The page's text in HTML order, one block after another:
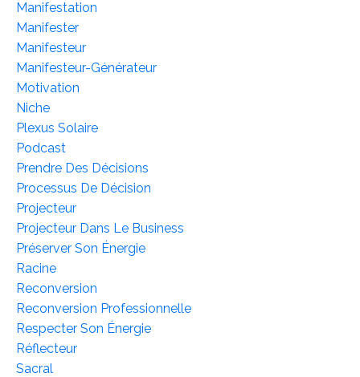
Manifestation
Manifester
Manifesteur
Manifesteur-Générateur
Motivation
Niche
Plexus Solaire
Podcast
Prendre Des Décisions
Processus De Décision
Projecteur
Projecteur Dans Le Business
Préserver Son Énergie
Racine
Reconversion
Reconversion Professionnelle
Respecter Son Énergie
Réflecteur
Sacral